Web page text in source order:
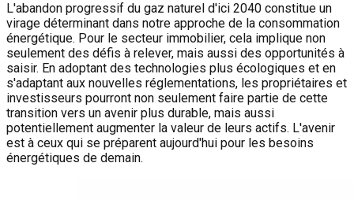
L'abandon progressif du gaz naturel d'ici 2040 constitue un
virage déterminant dans notre approche de la consommation
énergétique. Pour le secteur immobilier, cela implique non
seulement des défis à relever, mais aussi des opportunités à
saisir. En adoptant des technologies plus écologiques et en
s'adaptant aux nouvelles réglementations, les propriétaires et
investisseurs pourront non seulement faire partie de cette
transition vers un avenir plus durable, mais aussi
potentiellement augmenter la valeur de leurs actifs. L'avenir
est à ceux qui se préparent aujourd'hui pour les besoins
énergétiques de demain.